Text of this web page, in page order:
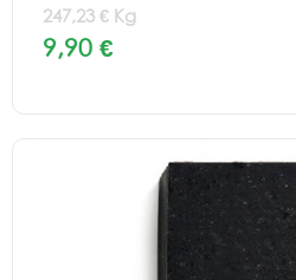
247,23 € Kg
9,90 €